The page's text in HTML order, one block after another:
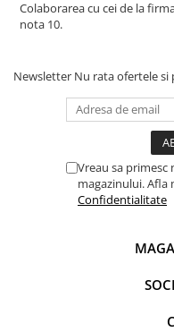
In acest fel, eticheta de
productia de textile
produsul finit pe
Colaborarea cu cei de la
nota 10.
Newsletter Nu rata ofertele
Vreau sa
magazinului. Afla
Confidentialitate